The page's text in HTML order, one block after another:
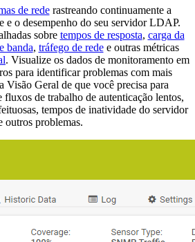
de rederastreando continuamente a
e o desempenho do seu servidor LDAP.
sobre tempos de resposta, carga da
banda, tráfego de redee outras métricas
. Visualize os dados de monitoramento em
para identificar problemas com mais
Visão Geral de que você precisa para
fluxos de trabalho de autenticação lentos,
tempos de inatividade do servidor
outros problemas.